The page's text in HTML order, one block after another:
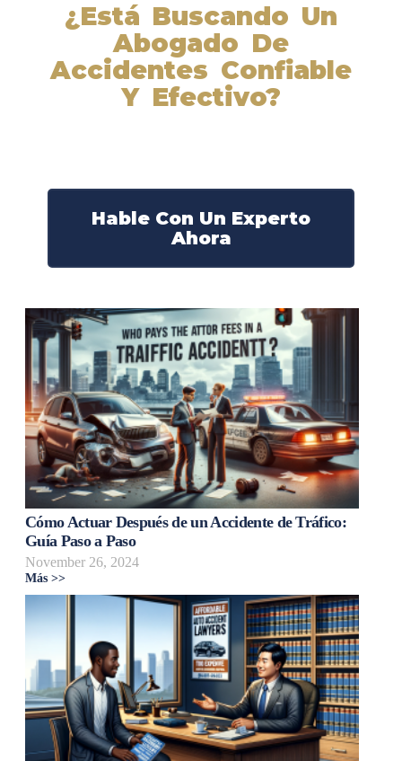
¿Está Buscando Un
Abogado De
Accidentes Confiable
Y Efectivo?
Hable Con Un Experto
Ahora
Cómo Actuar Después de un Accidente de Tráfico:
Guía Paso a Paso
November 26, 2024
Más >>